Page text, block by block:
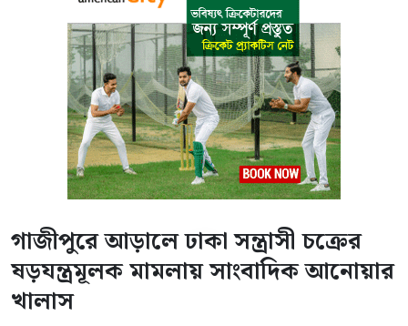
গাজীপুরে আড়ালে ঢাকা সন্ত্রাসী চক্রের
ষড়যন্ত্রমূলক মামলায় সাংবাদিক আনোয়ার
খালাস